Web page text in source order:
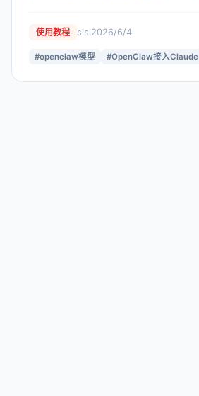
使用教程 sisi2026/6/4
#openclaw模型 #OpenClaw接入Claude